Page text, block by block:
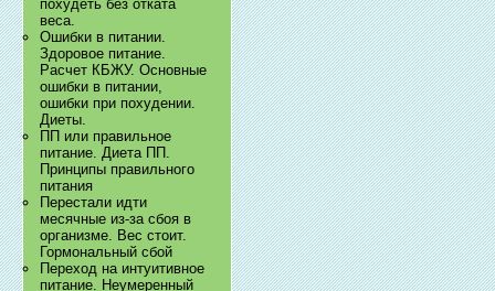
похудеть без отката
веса.
Ошибки в питании.
Здоровое питание.
Расчет КБЖУ. Основные
ошибки в питании,
ошибки при похудении.
Диеты.
ПП или правильное
питание. Диета ПП.
Принципы правильного
питания
Перестали идти
месячные из-за сбоя в
организме. Вес стоит.
Гормональный сбой
Переход на интуитивное
питание. Неумеренный